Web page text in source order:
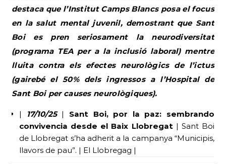
destaca que l’Institut Camps Blancs posa el focus
en la salut mental juvenil, demostrant que Sant
Boi es pren seriosament la neurodiversitat
(programa TEA per a la inclusió laboral) mentre
lluita contra els efectes neurològics de l’ictus
(gairebé el 50% dels ingressos a l’Hospital de
Sant Boi per causes neurològiques).
| 17/10/25| Sant Boi, por la paz: sembrando
convivencia desde el Baix Llobregat| Sant Boi
de Llobregat s’ha adherit a la campanya “Municipis,
llavors de pau”. | El Llobregag |